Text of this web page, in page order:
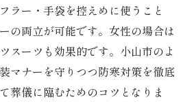
ラー・手袋を控えめに使うこと
の両立が可能です。女性の場合は
スーツも効果的です。小山市のよ
マナーを守りつつ防寒対策を徹底
葬儀に臨むためのコツとなりま